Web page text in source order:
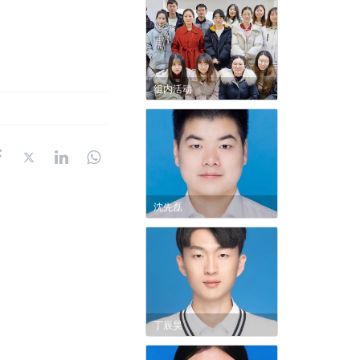
组内活动
沈先磊
丁辰昊